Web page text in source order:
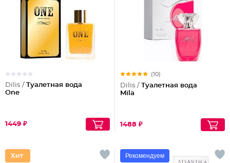
Dilis / Туалетная вода
One
1449 ₽
(10)
Dilis / Туалетная вода
Mila
1488 ₽
Рекомендуем